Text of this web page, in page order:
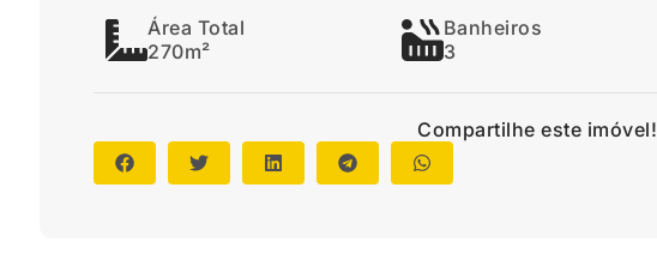
Área Total
270m²
Banheiros
3
Compartilhe este imóvel!